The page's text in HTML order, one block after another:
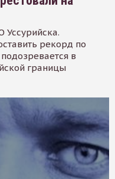
Уссурийска.
рекорд по
в
границы